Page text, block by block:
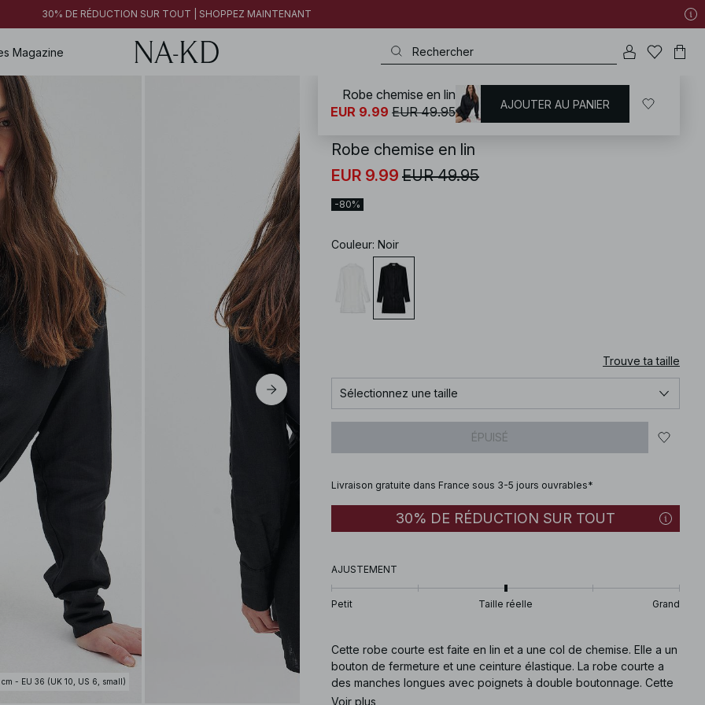
30% DE RÉDUCTION SUR TOUT | SHOPPEZ MAINTENANT
Magazine
cm - EU 36 (UK 10, US 6, small)
NA-KD / Robes / Robes courtes
Robe chemise en lin
EUR 9.99 EUR 49.95
-80%
Couleur: Noir
Trouve ta taille
Sélectionnez une taille
ÉPUISÉ
Livraison gratuite dans France sous 3-5 jours ouvrables*
30% DE RÉDUCTION SUR TOUT
AJUSTEMENT
Petit Taille réelle Grand
Cette robe courte est faite en lin et a une col de chemise. Elle a un
bouton de fermeture et une ceinture élastique. La robe courte a
des manches longues avec poignets à double boutonnage. Cette
robe courte est disponible en noire.
Voir plus
Robe chemise en lin
EUR 9.99 EUR 49.95 AJOUTER AU PANIER